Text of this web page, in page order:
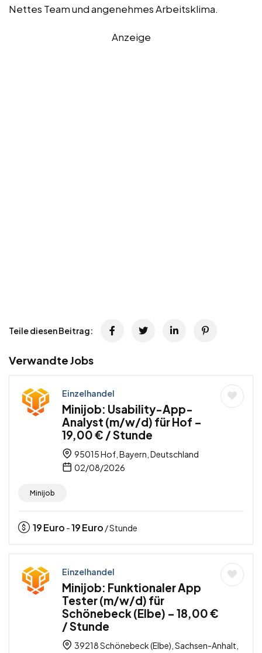
Nettes Team und angenehmes Arbeitsklima.
Anzeige
Teile diesen Beitrag:
Verwandte Jobs
Einzelhandel
Minijob: Usability-App-
Analyst (m/w/d) für Hof –
19,00 € / Stunde
95015 Hof, Bayern, Deutschland
02/08/2026
Minijob
19Euro -19Euro / Stunde
Einzelhandel
Minijob: Funktionaler App
Tester (m/w/d) für
Schönebeck (Elbe) – 18,00 €
/ Stunde
39218 Schönebeck (Elbe), Sachsen-Anhalt,